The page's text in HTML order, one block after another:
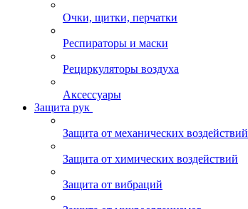
Очки, щитки, перчатки
Респираторы и маски
Рециркуляторы воздуха
Аксессуары
Защита рук
Защита от механических воздействий
Защита от химических воздействий
Защита от вибраций